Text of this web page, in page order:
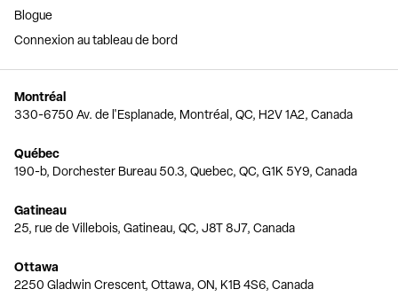
Blogue
Connexion au tableau de bord
Montréal
330-6750 Av. de l'Esplanade, Montréal, QC, H2V 1A2, Canada
Québec
190-b, Dorchester Bureau 50.3, Quebec, QC, G1K 5Y9, Canada
Gatineau
25, rue de Villebois, Gatineau, QC, J8T 8J7, Canada
Ottawa
2250 Gladwin Crescent, Ottawa, ON, K1B 4S6, Canada